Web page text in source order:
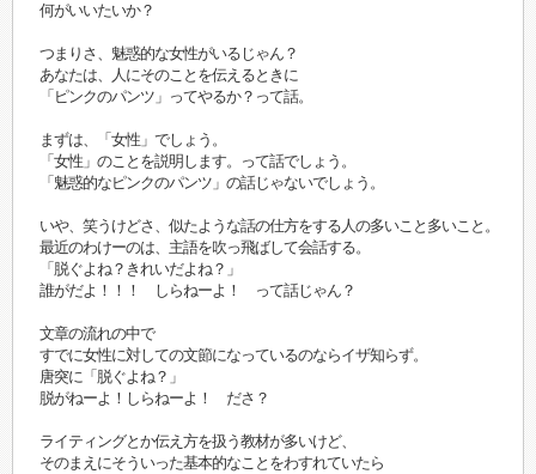
何がいいたいか？
つまりさ、魅惑的な女性がいるじゃん？
あなたは、人にそのことを伝えるときに
「ピンクのパンツ」ってやるか？って話。
まずは、「女性」でしょう。
「女性」のことを説明します。って話でしょう。
「魅惑的なピンクのパンツ」の話じゃないでしょう。
いや、笑うけどさ、似たような話の仕方をする人の多いこと多いこと。
最近のわけーのは、主語を吹っ飛ばして会話する。
「脱ぐよね？きれいだよね？」
誰がだよ！！！ しらねーよ！ って話じゃん？
文章の流れの中で
すでに女性に対しての文節になっているのならイザ知らず。
唐突に「脱ぐよね？」
脱がねーよ！しらねーよ！ ださ？
ライティングとか伝え方を扱う教材が多いけど、
そのまえにそういった基本的なことをわすれていたら